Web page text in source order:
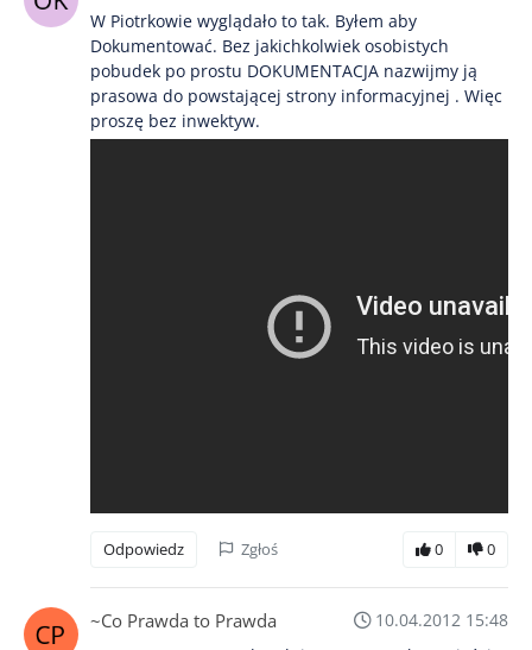
W Piotrkowie wyglądało to tak. Byłem aby
Dokumentować. Bez jakichkolwiek osobistych
pobudek po prostu DOKUMENTACJA nazwijmy ją
prasowa do powstającej strony informacyjnej . Więc
proszę bez inwektyw.
Odpowiedz Zgłoś 0 0
~Co Prawda to Prawda
10.04.2012 15:48